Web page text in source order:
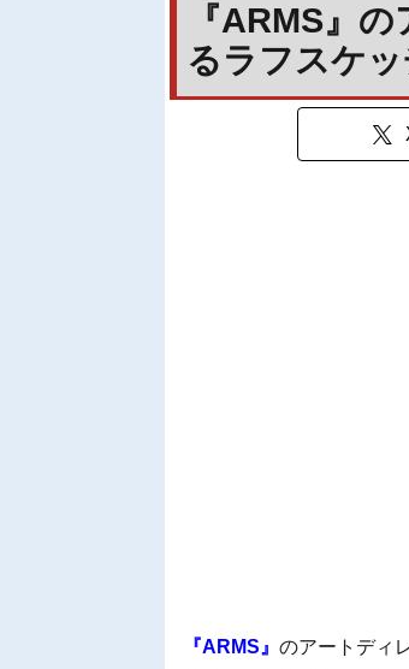
『ARMS』
るラフスケッ
『ARMS』 のアートディ